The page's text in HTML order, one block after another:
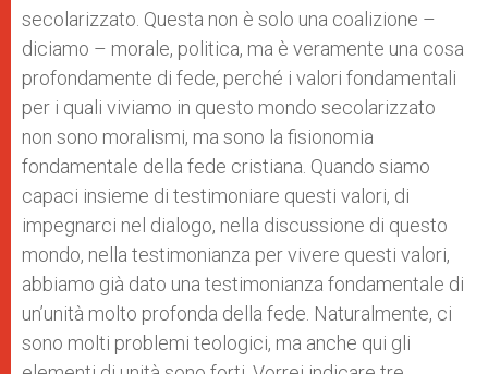
secolarizzato. Questa non è solo una coalizione –
diciamo – morale, politica, ma è veramente una cosa
profondamente di fede, perché i valori fondamentali
per i quali viviamo in questo mondo secolarizzato
non sono moralismi, ma sono la fisionomia
fondamentale della fede cristiana. Quando siamo
capaci insieme di testimoniare questi valori, di
impegnarci nel dialogo, nella discussione di questo
mondo, nella testimonianza per vivere questi valori,
abbiamo già dato una testimonianza fondamentale di
un’unità molto profonda della fede. Naturalmente, ci
sono molti problemi teologici, ma anche qui gli